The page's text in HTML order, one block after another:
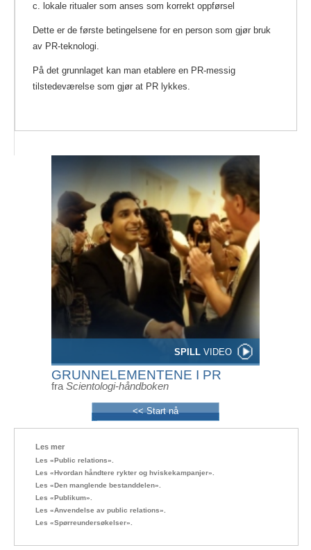
SPILL VIDEO
GRUNNELEMENTENE I PR
fra Scientologi-håndboken
<< Start nå
c. lokale ritualer som anses som korrekt oppførsel
Dette er de første betingelsene for en person som gjør bruk
av PR-teknologi.
På det grunnlaget kan man etablere en PR-messig
tilstedeværelse som gjør at PR lykkes.
Les mer
Les «Public relations».
Les «Hvordan håndtere rykter og hviskekampanjer».
Les «Den manglende bestanddelen».
Les «Publikum».
Les «Anvendelse av public relations».
Les «Spørreundersøkelser».